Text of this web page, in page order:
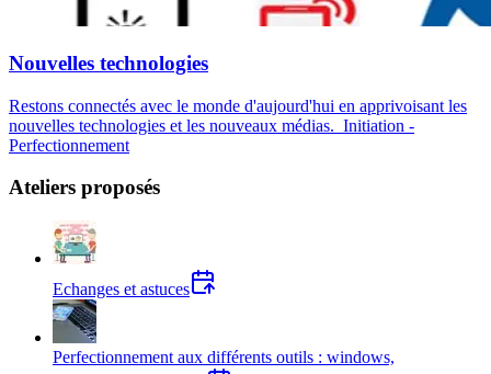
Nouvelles technologies
Restons connectés avec le monde d'aujourd'hui en apprivoisant les
nouvelles technologies et les nouveaux médias. Initiation -
Perfectionnement
Ateliers proposés
Echanges et astuces
Perfectionnement aux différents outils : windows,